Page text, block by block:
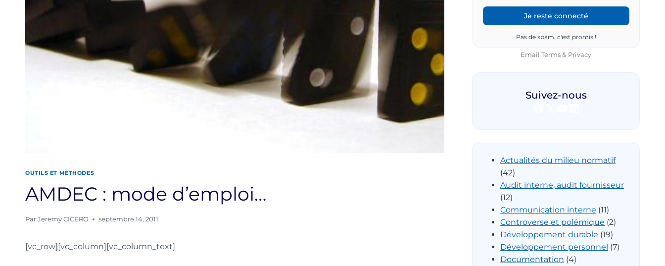
OUTILS ET MÉTHODES
AMDEC : mode d’emploi…
Par Jeremy CICERO septembre 14, 2011
[vc_row][vc_column][vc_column_text]
Pas de spam, c'est promis !
EmailTerms & Privacy
Suivez-nous
Actualités du milieu normatif
(42)
Audit interne, audit fournisseur
(12)
Communication interne (11)
Controverse et polémique (2)
Développement durable (19)
Développement personnel (7)
Documentation (4)